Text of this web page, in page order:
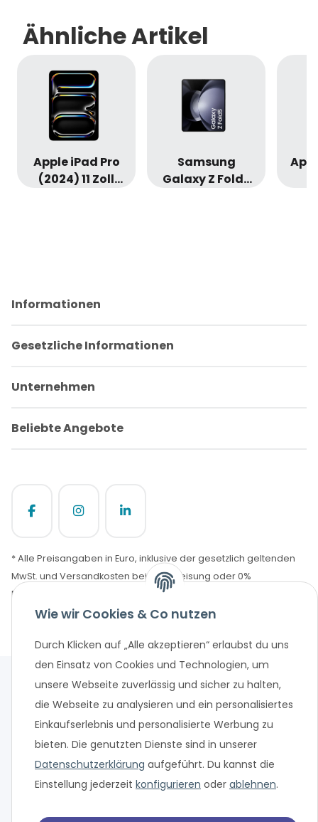
Ähnliche Artikel
Apple iPad Pro
(2024) 11 Zoll
Samsung
Galaxy Z Fold5
Informationen
Gesetzliche Informationen
Unternehmen
Beliebte Angebote
* Alle Preisangaben in Euro, inklusive der gesetzlich geltenden
MwSt. und Versandkosten bei Überweisung oder 0%
Finanzierung. Versandkosten können bei anderen
Zahlungsarten anfallen. Finanzierungsangebot vorbehaltlich
Antragsprüfung. Änderungen und Irrtümer vorbehalten.
Wie wir Cookies & Co nutzen
Durch Klicken auf „Alle akzeptieren“ erlaubst du uns
den Einsatz von Cookies und Technologien, um
unsere Webseite zuverlässig und sicher zu halten,
die Webseite zu analysieren und ein personalisiertes
Einkaufserlebnis und personalisierte Werbung zu
bieten. Die genutzten Dienste sind in unserer
Datenschutzerklärung aufgeführt. Du kannst die
Einstellung jederzeit konfigurieren oder ablehnen.